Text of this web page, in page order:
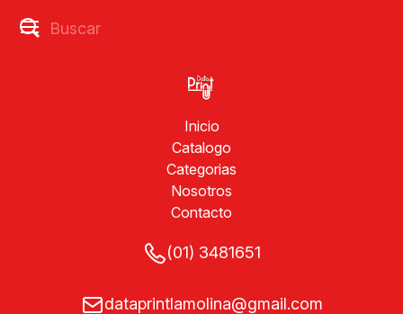
Inicio
Catalogo
Categorias
Nosotros
Contacto
(01) 3481651
dataprintlamolina@gmail.com